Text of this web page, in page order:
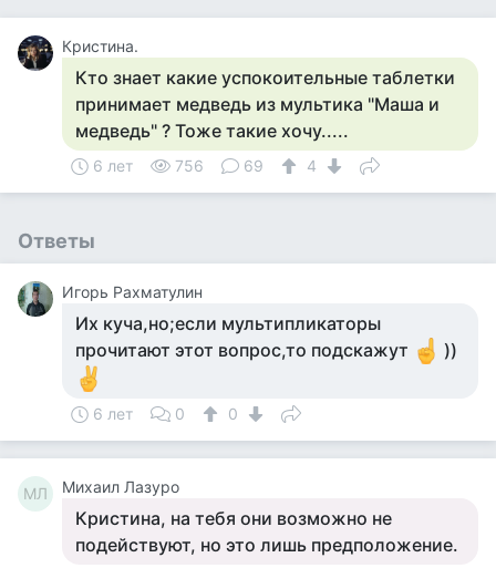
Кристина.
Кто знает какие успокоительные таблетки
принимает медведь из мультика "Маша и
медведь" ? Тоже такие хочу.....
6 лет 756 69 4
Ответы
Игорь Рахматулин
Их куча,но;если мультипликаторы
прочитают этот вопрос,то подскажут
))
6 лет 0 0
МЛ Михаил Лазуро
Кристина, на тебя они возможно не
подействуют, но это лишь предположение.